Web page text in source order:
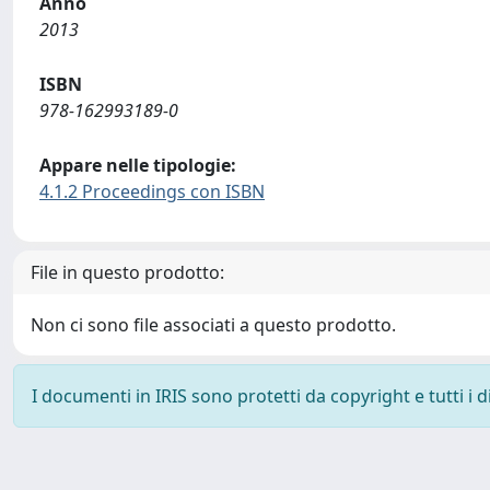
2013
ISBN
978-162993189-0
Appare nelle tipologie:
4.1.2 Proceedings con ISBN
File in questo prodotto:
Non ci sono file associati a questo prodotto.
I documenti in IRIS sono protetti da copyright e tutti i